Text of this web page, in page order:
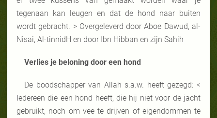
tegenaan kan leugen en dat de hond naar buiten
wordt gebracht. > Overgeleverd door Aboe Dawud, al-
Nisai, Al-tinnidH en door Ibn Hibban en zijn Sahih
Verlies je beloning door een hond
De boodschapper van Allah s.a.w. heeft gezegd: <
Iedereen die een hond heeft, die hij niet voor de jacht
gebruikt, noch om vee te drijven of eigendommen te